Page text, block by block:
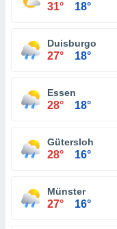
31° 18°
Duisburgo
27° 18°
Essen
28° 18°
Gütersloh
28° 16°
Münster
27° 16°